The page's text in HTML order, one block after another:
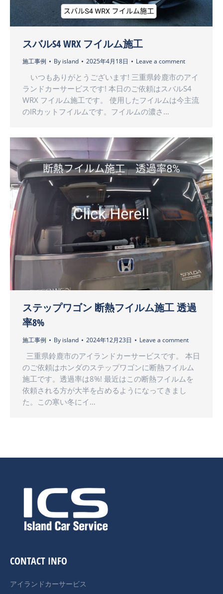
スバルS4 WRX フイルム施工
施工事例 By island 2025年4月18日 Leave a comment
いつもありがとうございます! 三重県鈴鹿市のアイ
ランドカーサービスです! 本日のご依頼はスバルS4
WRX フイルム施工です。 使用したフイルムは今主流
のIRカットフイルムです。フイルムの濃さ…
ステップワゴン 断熱フイルム施工 透過
率8%
施工事例 By island 2024年12月23日 Leave a comment
三重県鈴鹿市のアイランドカーサービスです。 本日
のご依頼はホンダのステップワゴンに断熱フイルム
施工です。透過率は8%! 最近はこの断熱フイルムを
依頼される方が大半を占めるようになってきまし
た。この寒い冬にイ…
CONTACT INFO
アイランドカーサービス